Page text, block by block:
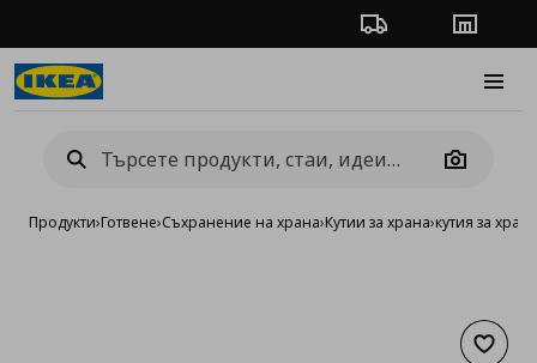
Проследяване на
Camera
Продукти›Готвене›Съхранение на храна›Кутии за храна›кутия за храна